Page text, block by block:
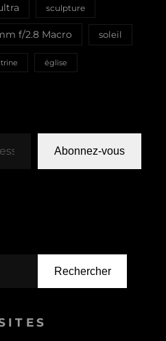
sculpture
f/2.8 Macro soleil
église
Abonnez-vous
Rechercher